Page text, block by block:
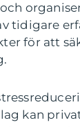
tidigare
för att
kan